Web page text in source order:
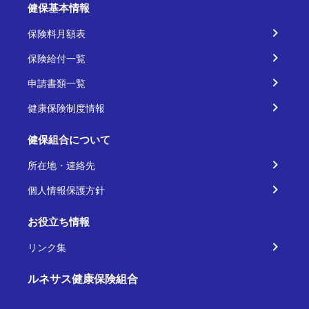
健保基本情報
保険料月額表
保険給付一覧
申請書類一覧
健康保険制度情報
健保組合について
所在地・連絡先
個人情報保護方針
お役立ち情報
リンク集
ルネサス健康保険組合